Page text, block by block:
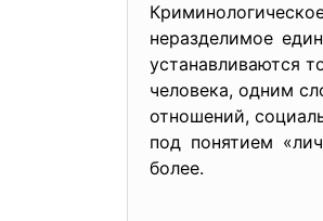
неразделимое
устанавливаются
человека, одним
отношений,
под понятием
более.